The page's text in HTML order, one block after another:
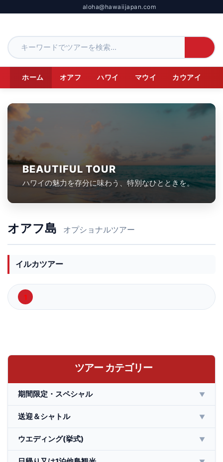
aloha@hawaiijapan.com
ホーム オアフ ハワイ マウイ カウアイ
ツアー カテゴリー
期間限定・スペシャル ▼
送迎＆シャトル ▼
ウエディング(挙式) ▼
BEAUTIFUL TOUR
ハワイの魅力を存分に味わう、特別なひとときを。
オアフ島 オプショナルツアー
イルカツアー
1